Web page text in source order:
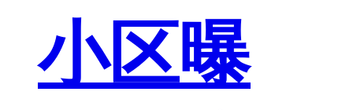
小区曝